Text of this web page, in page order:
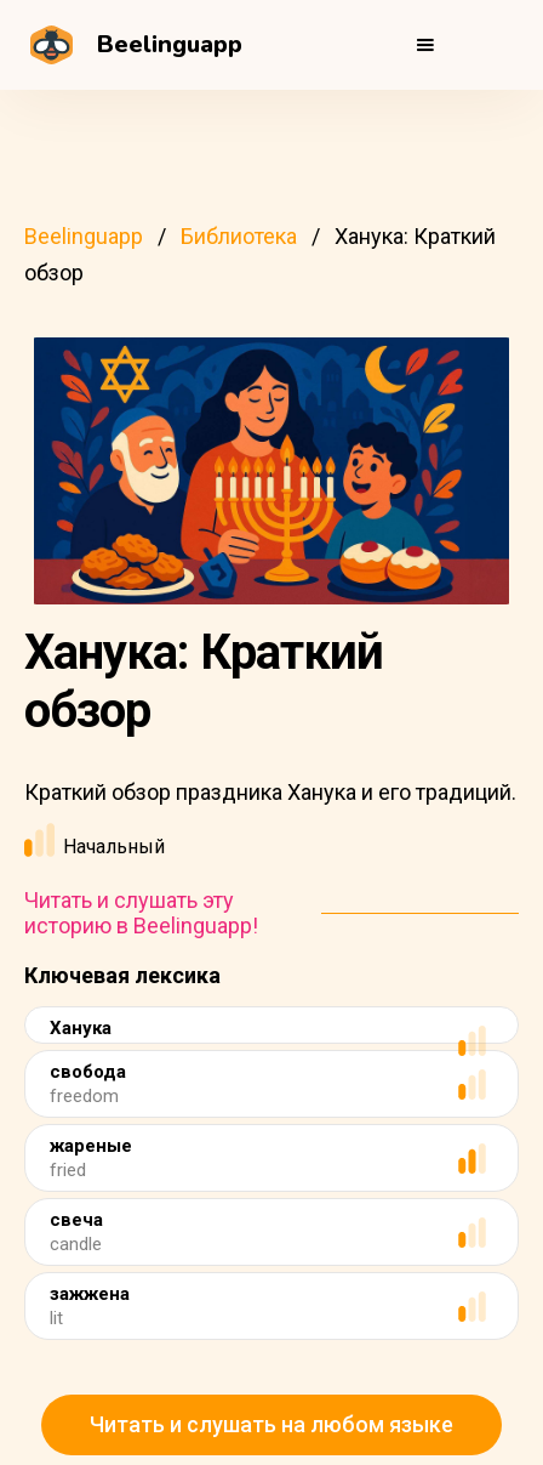
Beelinguapp
Beelinguapp Библиотека
Ханука: Краткий
обзор
Ключевая лексика
Ханука
свобода
freedom
жареные
fried
свеча
candle
зажжена
lit
Ханука: Краткий
обзор
Краткий обзор праздника Ханука и его традиций.
Начальный
Читать и слушать эту
историю в Beelinguapp!
Читать и слушать на любом языке